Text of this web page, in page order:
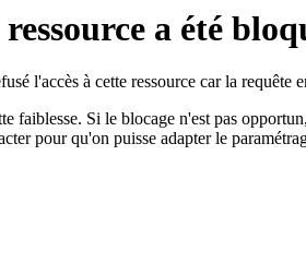
a été
l'accès à cette ressource car la requête
faiblesse. Si le blocage n'est pas
pour qu'on puisse adapter le